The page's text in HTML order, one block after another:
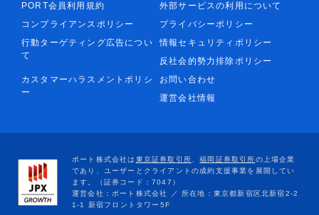
PORT会員利用規約
外部サービスの利用について
コンプライアンスポリシー
プライバシーポリシー
行動ターゲティング広告につい
て
情報セキュリティポリシー
反社会的勢力排除ポリシー
カスタマーハラスメントポリシ
ー
お問い合わせ
運営会社情報